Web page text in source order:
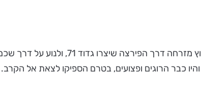
משימתו של גדוד 28, הוותיק מבין
כבר הרוגים ופצועים, בטרם הספיקו לצאת אל הקרב.